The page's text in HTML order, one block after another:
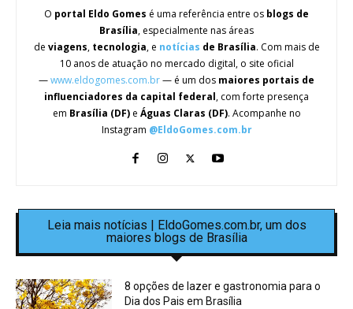
O portal Eldo Gomes é uma referência entre os blogs de
Brasília, especialmente nas áreas
de viagens, tecnologia, e notícias de Brasília. Com mais de
10 anos de atuação no mercado digital, o site oficial
—www.eldogomes.com.br— é um dos maiores portais de
influenciadores da capital federal, com forte presença
em Brasília (DF)e Águas Claras (DF). Acompanhe no
Instagram @EldoGomes.com.br
Leia mais notícias | EldoGomes.com.br, um dos
maiores blogs de Brasília
8 opções de lazer e gastronomia para o
Dia dos Pais em Brasília